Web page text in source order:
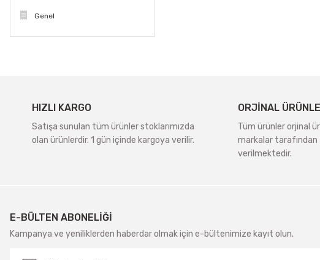
Genel
HIZLI KARGO
Satışa sunulan tüm ürünler stoklarımızda
olan ürünlerdir. 1 gün içinde kargoya verilir.
ORJİNAL
Tüm ürünler orjinal
markalar
verilmektedir.
E-BÜLTEN ABONELİĞİ
Kampanya ve yeniliklerden haberdar olmak için e-bültenimize kayıt olun.